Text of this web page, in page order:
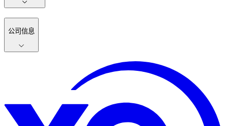
公司信息